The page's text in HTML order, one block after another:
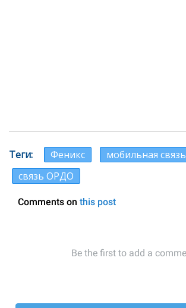
Теги Феникс
мобильная связь
связь ОРДО